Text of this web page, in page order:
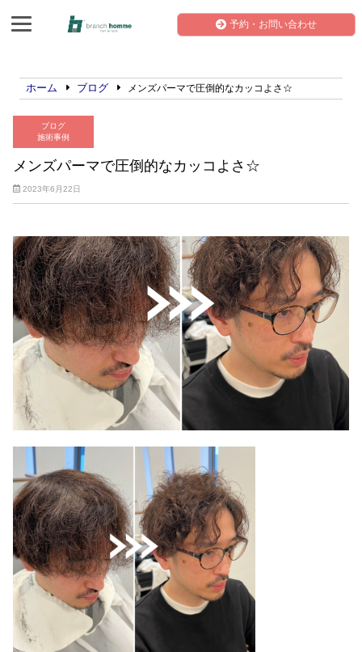
予約・お問い合わせ
ホーム ブログ メンズパーマで圧倒的なカッコよさ☆
ブログ
施術事例
メンズパーマで圧倒的なカッコよさ☆
2023年6月22日